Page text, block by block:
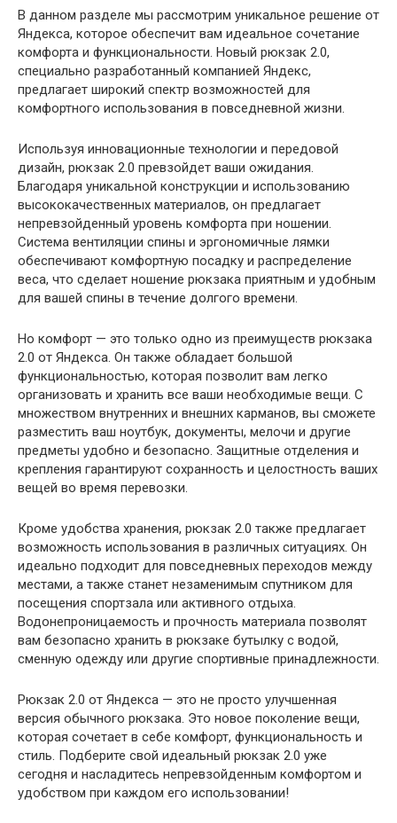
В данном разделе мы рассмотрим уникальное решение от
Яндекса, которое обеспечит вам идеальное сочетание
комфорта и функциональности. Новый рюкзак 2.0,
специально разработанный компанией Яндекс,
предлагает широкий спектр возможностей для
комфортного использования в повседневной жизни.
Используя инновационные технологии и передовой
дизайн, рюкзак 2.0 превзойдет ваши ожидания.
Благодаря уникальной конструкции и использованию
высококачественных материалов, он предлагает
непревзойденный уровень комфорта при ношении.
Система вентиляции спины и эргономичные лямки
обеспечивают комфортную посадку и распределение
веса, что сделает ношение рюкзака приятным и удобным
для вашей спины в течение долгого времени.
Но комфорт — это только одно из преимуществ рюкзака
2.0 от Яндекса. Он также обладает большой
функциональностью, которая позволит вам легко
организовать и хранить все ваши необходимые вещи. С
множеством внутренних и внешних карманов, вы сможете
разместить ваш ноутбук, документы, мелочи и другие
предметы удобно и безопасно. Защитные отделения и
крепления гарантируют сохранность и целостность ваших
вещей во время перевозки.
Кроме удобства хранения, рюкзак 2.0 также предлагает
возможность использования в различных ситуациях. Он
идеально подходит для повседневных переходов между
местами, а также станет незаменимым спутником для
посещения спортзала или активного отдыха.
Водонепроницаемость и прочность материала позволят
вам безопасно хранить в рюкзаке бутылку с водой,
сменную одежду или другие спортивные принадлежности.
Рюкзак 2.0 от Яндекса — это не просто улучшенная
версия обычного рюкзака. Это новое поколение вещи,
которая сочетает в себе комфорт, функциональность и
стиль. Подберите свой идеальный рюкзак 2.0 уже
сегодня и насладитесь непревзойденным комфортом и
удобством при каждом его использовании!